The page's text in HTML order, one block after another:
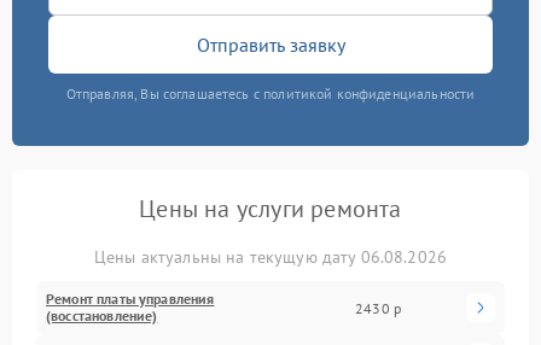
Отправить заявку
Отправляя, Вы соглашаетесь с политикой конфиденциальности
Цены на услуги ремонта
Цены актуальны на текущую дату 06.08.2026
Ремонт платы управления
(восстановление)
2430 р